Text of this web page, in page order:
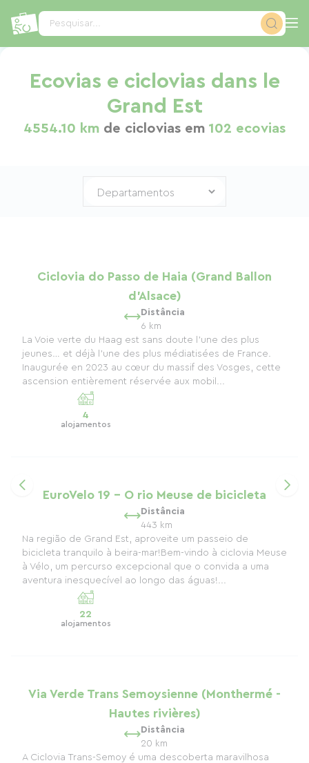
Pesquisar...
Ecovias e ciclovias dans le
Grand Est
4554.10 km de ciclovias em 102 ecovias
Ciclovia do Passo de Haia (Grand Ballon
d'Alsace)
Distância
6 km
La Voie verte du Haag est sans doute l'une des plus
jeunes… et déjà l'une des plus médiatisées de France.
Inaugurée en 2023 au cœur du massif des Vosges, cette
ascension entièrement réservée aux mobil...
4
alojamentos
EuroVelo 19 - O rio Meuse de bicicleta
Distância
443 km
Na região de Grand Est, aproveite um passeio de
bicicleta tranquilo à beira-mar!Bem-vindo à ciclovia Meuse
à Vélo, um percurso excepcional que o convida a uma
aventura inesquecível ao longo das águas!...
22
alojamentos
Via Verde Trans Semoysienne (Monthermé -
Hautes rivières)
Distância
20 km
A Ciclovia Trans-Semoy é uma descoberta maravilhosa
Painel de Gerenciamento de Cookies